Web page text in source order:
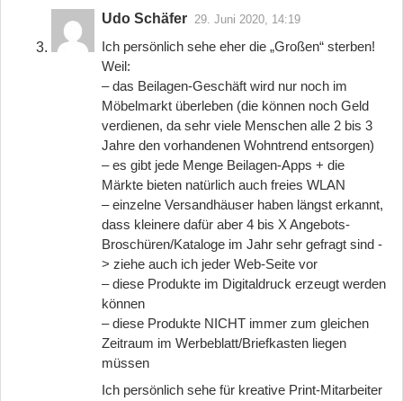
Udo Schäfer 29. Juni 2020, 14:19
Ich persönlich sehe eher die „Großen“ sterben!
Weil:
– das Beilagen-Geschäft wird nur noch im
Möbelmarkt überleben (die können noch Geld
verdienen, da sehr viele Menschen alle 2 bis 3
Jahre den vorhandenen Wohntrend entsorgen)
– es gibt jede Menge Beilagen-Apps + die
Märkte bieten natürlich auch freies WLAN
– einzelne Versandhäuser haben längst erkannt,
dass kleinere dafür aber 4 bis X Angebots-
Broschüren/Kataloge im Jahr sehr gefragt sind -
> ziehe auch ich jeder Web-Seite vor
– diese Produkte im Digitaldruck erzeugt werden
können
– diese Produkte NICHT immer zum gleichen
Zeitraum im Werbeblatt/Briefkasten liegen
müssen
Ich persönlich sehe für kreative Print-Mitarbeiter